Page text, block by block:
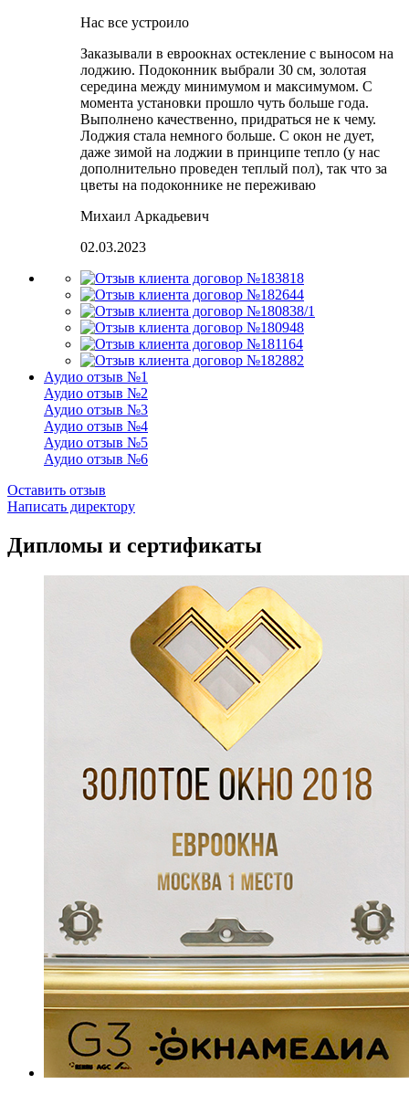
Нас все устроило
Заказывали в евроокнах остекление с выносом на
лоджию. Подоконник выбрали 30 см, золотая
середина между минимумом и максимумом. С
момента установки прошло чуть больше года.
Выполнено качественно, придраться не к чему.
Лоджия стала немного больше. С окон не дует,
даже зимой на лоджии в принципе тепло (у нас
дополнительно проведен теплый пол), так что за
цветы на подоконнике не переживаю
Михаил Аркадьевич
02.03.2023
Аудио отзыв №1
Аудио отзыв №2
Аудио отзыв №3
Аудио отзыв №4
Аудио отзыв №5
Аудио отзыв №6
Оставить отзыв
Написать директору
Дипломы и сертификаты